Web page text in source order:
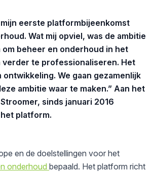
mijn eerste platformbijeenkomst
Wat mij opviel, was de ambitie
beheer en onderhoud in het
verder te professionaliseren. Het
ontwikkeling. We gaan gezamenlijk
ambitie waar te maken.” Aan het
sinds januari 2016
platform.
en de doelstellingen voor het
onderhoud bepaald. Het platform richt